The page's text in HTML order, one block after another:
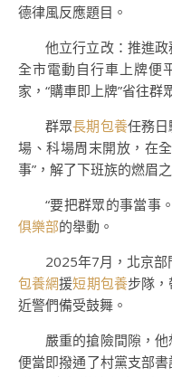
德律風反應題目。
他立行立改：推進
全市電動自行車上牌便
家，“購車即上牌”省往群
群眾長期包養任務
場、科場周末開放，在
事”，解了下班族的燃眉之
“要把群眾的事當事
俱樂部的舉動。
2025年7月，北京部
包養網援短期包養步隊
近警們備受鼓舞。
嚴重的搶險間隙，
便當即撥通了村黨支部